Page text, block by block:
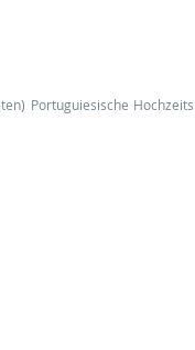
Portuguiesische